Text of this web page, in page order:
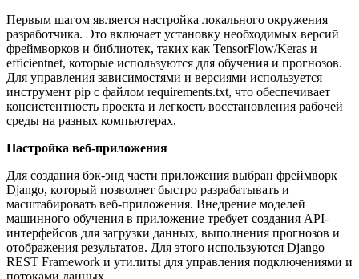
Первым шагом является настройка локального окружения
разработчика. Это включает установку необходимых версий
фреймворков и библиотек, таких как TensorFlow/Keras и
efficientnet, которые используются для обучения и прогнозов.
Для управления зависимостями и версиями используется
инструмент pip с файлом requirements.txt, что обеспечивает
консистентность проекта и легкость восстановления рабочей
среды на разных компьютерах.
Настройка веб-приложения
Для создания бэк-энд части приложения выбран фреймворк
Django, который позволяет быстро разрабатывать и
масштабировать веб-приложения. Внедрение моделей
машинного обучения в приложение требует создания API-
интерфейсов для загрузки данных, выполнения прогнозов и
отображения результатов. Для этого используются Django
REST Framework и утилиты для управления подключениями и
потоками данных.